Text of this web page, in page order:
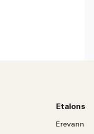
Etalons
Erevann